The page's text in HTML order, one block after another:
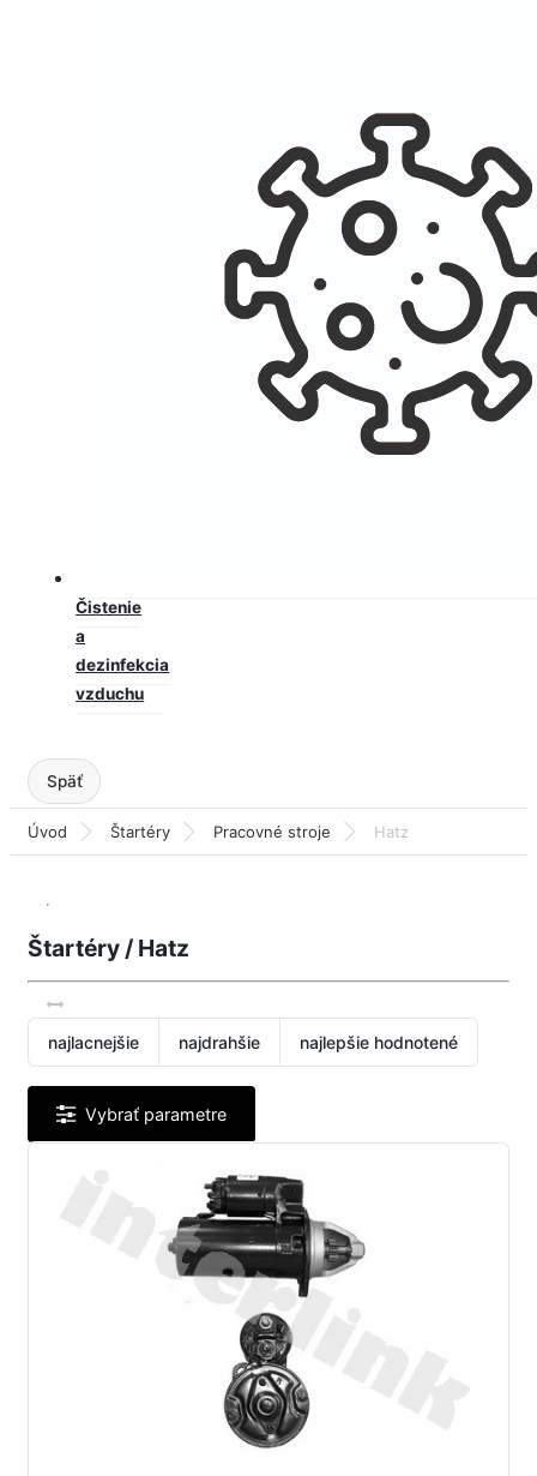
Čistenie
a
dezinfekcia
vzduchu
Úvod Štartéry Pracovné stroje Hatz
Štartéry / Hatz
najlacnejšie najdrahšie najlepšie hodnotené